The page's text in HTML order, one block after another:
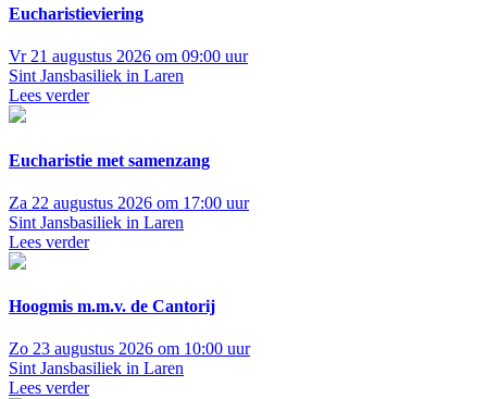
Eucharistieviering
Vr 21 augustus 2026 om 09:00 uur
Sint Jansbasiliek in Laren
Lees verder
Eucharistie met samenzang
Za 22 augustus 2026 om 17:00 uur
Sint Jansbasiliek in Laren
Lees verder
Hoogmis m.m.v. de Cantorij
Zo 23 augustus 2026 om 10:00 uur
Sint Jansbasiliek in Laren
Lees verder